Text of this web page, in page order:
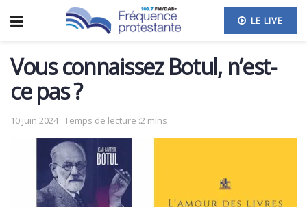
LE LIVE
Vous connaissez Botul, n’est-
ce pas ?
10 juin 2024 Temps de lecture :2 mins